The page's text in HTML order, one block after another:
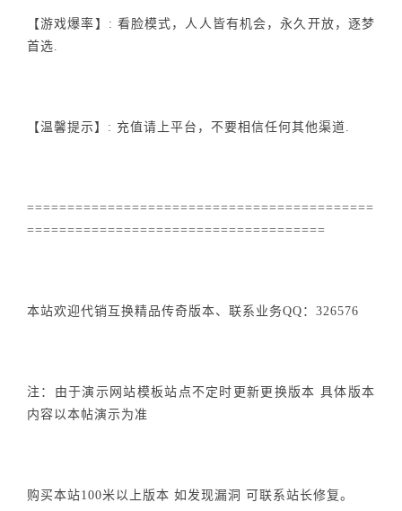
【游戏爆率】: 看脸模式，人人皆有机会，永久开放，逐梦
首选.
【温馨提示】: 充值请上平台，不要相信任何其他渠道.
===========================================
=====================================
本站欢迎代销互换精品传奇版本、联系业务QQ：326576
注：由于演示网站模板站点不定时更新更换版本 具体版本
内容以本帖演示为准
购买本站100米以上版本 如发现漏洞 可联系站长修复。